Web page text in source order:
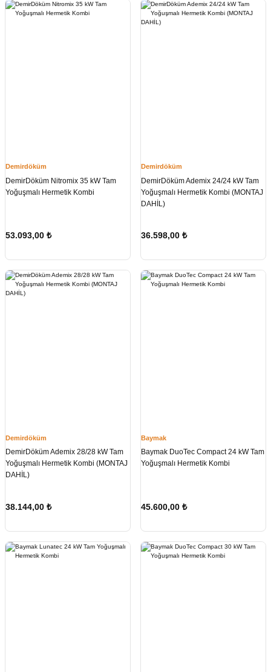
Demirdöküm
DemirDöküm Nitromix 35 kW Tam
Yoğuşmalı Hermetik Kombi
53.093,00 ₺
Demirdöküm
DemirDöküm Ademix 24/24 kW Tam
Yoğuşmalı Hermetik Kombi (MONTAJ
DAHİL)
36.598,00 ₺
Demirdöküm
DemirDöküm Ademix 28/28 kW Tam
Yoğuşmalı Hermetik Kombi (MONTAJ
DAHİL)
38.144,00 ₺
Baymak
Baymak DuoTec Compact 24 kW Tam
Yoğuşmalı Hermetik Kombi
45.600,00 ₺